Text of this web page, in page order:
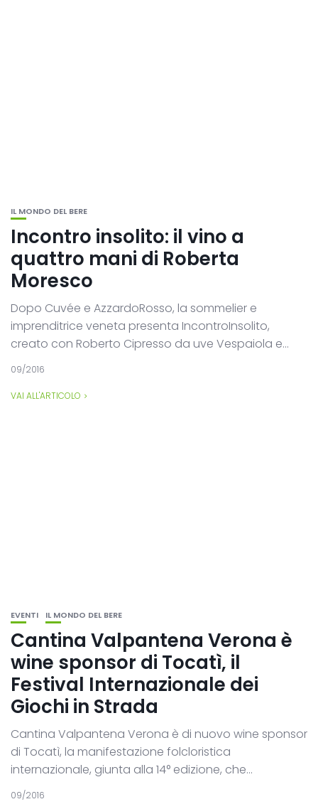
IL MONDO DEL BERE
Incontro insolito: il vino a
quattro mani di Roberta
Moresco
Dopo Cuvée e AzzardoRosso, la sommelier e
imprenditrice veneta presenta IncontroInsolito,
creato con Roberto Cipresso da uve Vespaiola e...
09/2016
VAI ALL'ARTICOLO
EVENTI IL MONDO DEL BERE
Cantina Valpantena Verona è
wine sponsor di Tocatì, il
Festival Internazionale dei
Giochi in Strada
Cantina Valpantena Verona è di nuovo wine sponsor
di Tocatì, la manifestazione folcloristica
internazionale, giunta alla 14° edizione, che...
09/2016